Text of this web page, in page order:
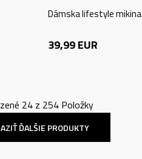
Dámska lifestyle mikina
39,99EUR
24z 254Položky
ĎALŠIE PRODUKTY